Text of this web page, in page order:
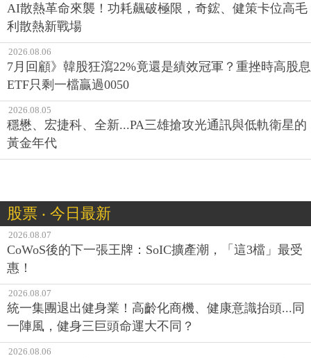
AI散熱革命來襲！功耗飆破極限，奇鋐、健策卡位高毛
利散熱新戰場
2026.08.06
7月回顧》韓股狂瀉22%竟還是績效冠軍？重挫時高股息
ETF只剩一檔贏過0050
2026.08.05
穩懋、宏捷科、全新...PA三雄搶攻光通訊與低軌衛星的
黃金年代
股票 ‧ 今日最新
2026.08.07
CoWoS後的下一張王牌：SoIC擴產潮，「這3檔」最受
惠！
2026.08.07
統一集團退出健身業！高齡化商機、健康意識抬頭...同
一陣風，健身三巨頭命運大不同？
2026.08.06